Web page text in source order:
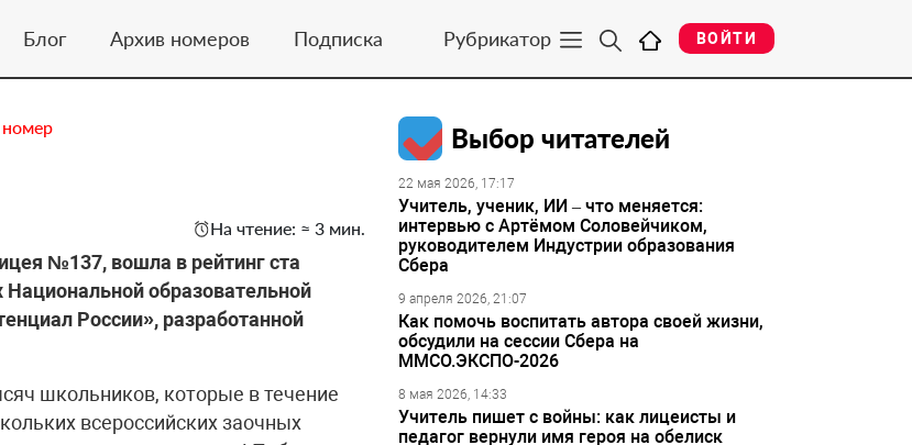
Блог Архив номеров Подписка Рубрикатор ВОЙТИ
На чтение: ≈ 3 мин.
№137, вошла в рейтинг ста
образовательной
России», разработанной
школьников, которые в течение
всероссийских заочных
Выбор читателей
22 мая 2026, 17:17
Учитель, ученик, ИИ – что меняется:
интервью с Артёмом Соловейчиком,
руководителем Индустрии образования
Сбера
9 апреля 2026, 21:07
Как помочь воспитать автора своей жизни,
обсудили на сессии Сбера на
ММСО.ЭКСПО-2026
8 мая 2026, 14:33
Учитель пишет с войны: как лицеисты и
педагог вернули имя героя на обелиск